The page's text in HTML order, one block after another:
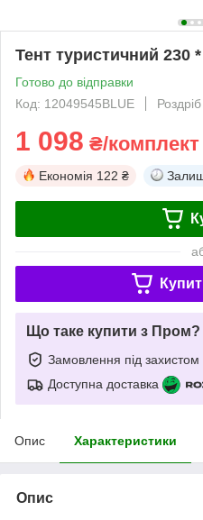
Тент туристичний 230
Готово до відправки
Код: 12049545BLUE
Роздріб
1 098 ₴/комплект
Економія 122 ₴
Що таке купити з Пром?
Замовлення під захистом
Доступна доставка
Опис Характеристики
Опис